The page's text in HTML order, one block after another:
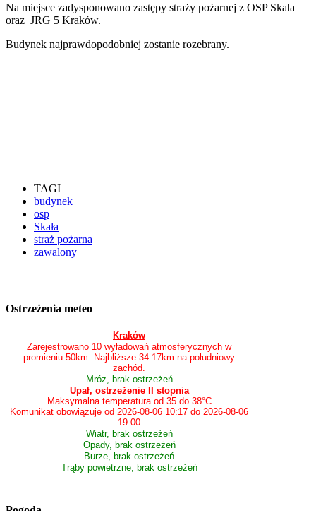
Na miejsce zadysponowano zastępy straży pożarnej z OSP Skala
oraz JRG 5 Kraków.
Budynek najprawdopodobniej zostanie rozebrany.
TAGI
budynek
osp
Skała
straż pożarna
zawalony
Ostrzeżenia meteo
Kraków
Zarejestrowano 10 wyładowań atmosferycznych w
promieniu 50km. Najbliższe 34.17km na południowy
zachód.
Mróz, brak ostrzeżeń
Upał, ostrzeżenie II stopnia
Maksymalna temperatura od 35 do 38°C
Komunikat obowiązuje od 2026-08-06 10:17 do 2026-08-06
19:00
Wiatr, brak ostrzeżeń
Opady, brak ostrzeżeń
Burze, brak ostrzeżeń
Trąby powietrzne, brak ostrzeżeń